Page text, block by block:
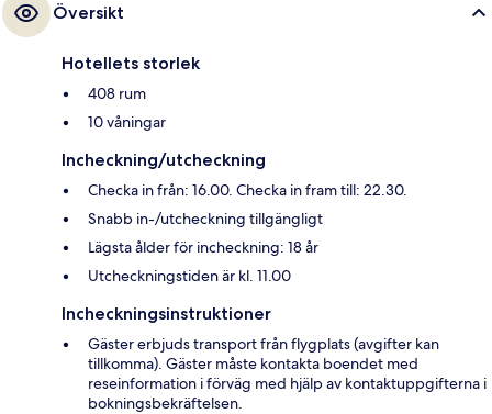
Översikt
Hotellets storlek
408 rum
10 våningar
Incheckning/utcheckning
Checka in från: 16.00. Checka in fram till: 22.30.
Snabb in-/utcheckning tillgängligt
Lägsta ålder för incheckning: 18 år
Utcheckningstiden är kl. 11.00
Incheckningsinstruktioner
Gäster erbjuds transport från flygplats (avgifter kan
tillkomma). Gäster måste kontakta boendet med
reseinformation i förväg med hjälp av kontaktuppgifterna i
bokningsbekräftelsen.